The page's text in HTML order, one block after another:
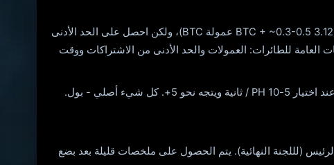
في جميع الأحوال، ستحصل بشكل ثابت على نسبة كبيرة من الدفعات المتناسبة. بمفردك، ستحصل على الكتلة نفسها: قيمة أكبر (3.125 BTC + ~0.3-0.5 عمولة BTC)، ولكن احصل على الحد الأدنى
العامة للطائرات: العمولات والحد الأدنى من الاشتراكات ووقت
(لللجنة النهائية). يتم الحصول على ملخصات قليلة بعد بضع